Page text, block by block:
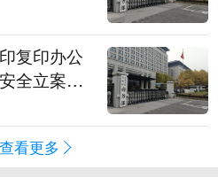
复印办公
全立案调
看更多